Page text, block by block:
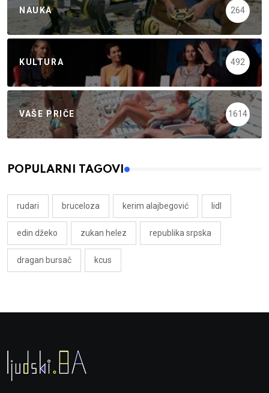
NAUKA 264
KULTURA 492
VAŠE PRIČE 1614
POPULARNI TAGOVI
rudari bruceloza kerim alajbegović lidl
edin džeko zukan helez republika srpska
dragan bursač kcus